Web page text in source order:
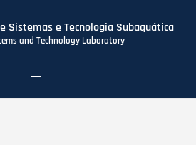
Sistemas e Tecnologia Subaquática
and Technology Laboratory
Toggle
navigation